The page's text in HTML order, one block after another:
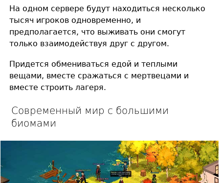
На одном сервере будут находиться несколько
тысяч игроков одновременно, и
предполагается, что выживать они смогут
только взаимодействуя друг с другом.
Придется обмениваться едой и теплыми
вещами, вместе сражаться с мертвецами и
вместе строить лагеря.
Современный мир с большими
биомами